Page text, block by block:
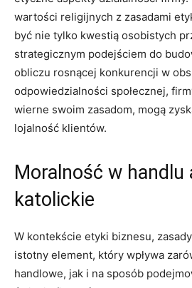
wartości religijnych z zasadami
być nie tylko kwestią osobistych
strategicznym podejściem do
obliczu rosnącej konkurencji w
odpowiedzialności społecznej,
wierne swoim zasadom, mogą
lojalność klientów.
Moralność w handlu
katolickie
W kontekście etyki biznesu,
istotny element, który wpływa
handlowe, jak i na sposób